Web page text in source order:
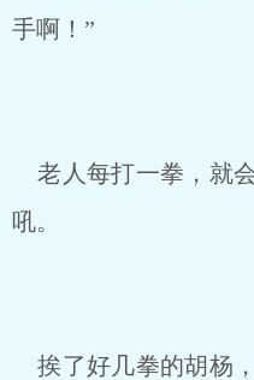
手啊！”
老人每打一拳，就
吼。
挨了好几拳的胡杨